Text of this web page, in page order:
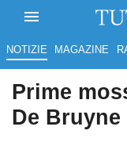
NOTIZIE MAGAZINE
Prime
De